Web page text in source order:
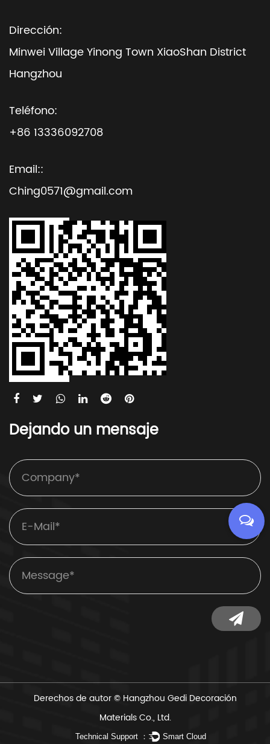
Dirección:
Minwei Village Yinong Town XiaoShan District
Hangzhou
Teléfono:
+86 13336092708
Email::
Ching0571@gmail.com
Dejando un mensaje
Derechos de autor © Hangzhou Gedi Decoración
Materials Co., Ltd.
Technical Support ： Smart Cloud